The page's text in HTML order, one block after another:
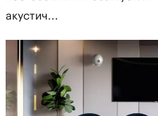
акустич...